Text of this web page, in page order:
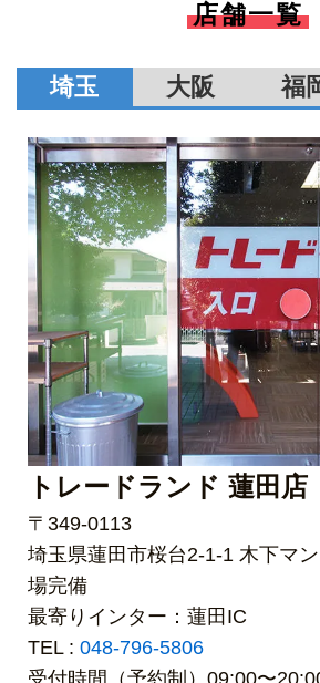
店舗一覧
埼玉 大阪 福
トレードランド 蓮田店
〒349-0113
埼玉県蓮田市桜台2-1-1 木下マ
場完備
最寄りインター：蓮田IC
TEL : 048-796-5806